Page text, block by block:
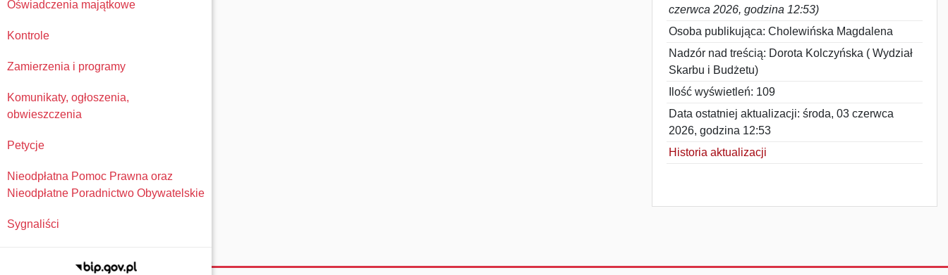
Oświadczenia majątkowe
Kontrole
Zamierzenia i programy
Komunikaty, ogłoszenia,
obwieszczenia
Petycje
Nieodpłatna Pomoc Prawna oraz
Nieodpłatne Poradnictwo Obywatelskie
Sygnaliści
czerwca 2026, godzina 12:53)
Osoba publikująca: Cholewińska Magdalena
Nadzór nad treścią: Dorota Kolczyńska ( Wydział
Skarbu i Budżetu)
Ilość wyświetleń: 109
Data ostatniej aktualizacji: środa, 03 czerwca
2026, godzina 12:53
Historia aktualizacji